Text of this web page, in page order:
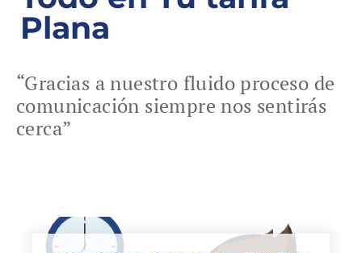
Plana
“Gracias a nuestro fluido proceso de
comunicación siempre nos sentirás
cerca”